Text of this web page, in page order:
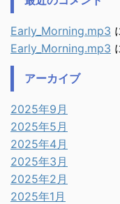
Early_Morning.mp3
Early_Morning.mp3
アーカイブ
2025年9月
2025年5月
2025年4月
2025年3月
2025年2月
2025年1月